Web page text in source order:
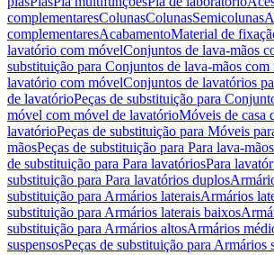
complementaresColunasColunasSemicolunas
complementaresAcabamentoMaterial de
lavatório com móvelConjuntos de lava-mãos
substituição para Conjuntos de lava-mãos com
lavatório com móvelConjuntos de lavatórios
de lavatórioPeças de substituição para
móvel com móvel de lavatórioMóveis de casa
lavatórioPeças de substituição para Móveis
mãosPeças de substituição para Para lava-mãos
de substituição para Para lavatóriosPara
substituição para Para lavatórios duplos
substituição para Armários lateraisArmários
substituição para Armários laterais baixos
substituição para Armários altosArmários
suspensosPeças de substituição para Armários